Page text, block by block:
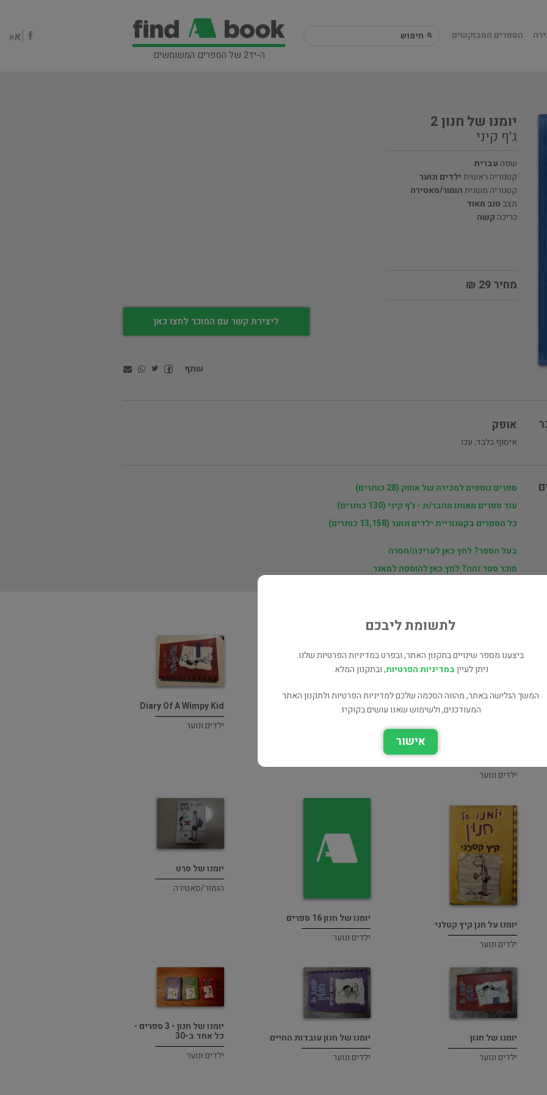
ה-יד2 של הספרים המשומשים
הספרים המבוקשים
יומנו של חנון 2
ג'ף קיני
שפה עברית
קטגוריה ראשיתילדים ונוער
קטגוריה משניתהומור/סאטירה
מצבטוב מאוד
כריכה קשה
מחיר 29 ₪
ליצירת קשר עם המוכר לחצו כאן
שתף
אופק
איסוף בלבד, עכו
ספרים נוספים למכירה של אופק (28 כותרים)
עוד ספרים מאותו מחבר/ת - ג'ף קיני (130 כותרים)
כל הספרים בקטגוריית ילדים ונוער (13,158 כותרים)
בעל הספר? לחץ כאן לעריכה/הסרה
מוכר ספר זהה? לחץ כאן להוספה למאגר
ילדים ונוער
DIARY of a Wimpy Kid
Diary Of A Wimpy Kid
ילדים ונוער
יומנו על חנן קיץ קטלני
ילדים ונוער
יומנו של חנון 16 ספרים
ילדים ונוער
יומנו של סרט
הומור/סאטירה
יומנו של חנון
ילדים ונוער
יומנו של חנון עובדות החיים
ילדים ונוער
יומנו של חנון - 3 ספרים -
כל אחד ב-30
ילדים ונוער
לתשומת ליבכם
ביצענו מספר שינויים בתקנון האתר, ובפרט במדיניות הפרטיות שלנו.
ניתן לעייןבמדיניות הפרטיות, ובתקנון המלא.
המשך הגלישה באתר, מהווה הסכמה שלכם למדיניות הפרטיות ולתקנון האתר
המעודכנים, ולשימוש שאנו עושים בקוקיז.
אישור